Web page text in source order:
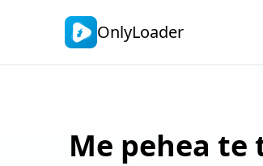
OnlyLoader
Me pehea